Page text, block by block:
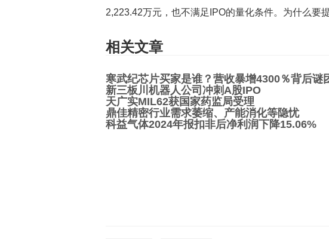
2,223.42万元，也不满足IPO的量化条件。为什么要
相关文章
寒武纪芯片买家是谁？营收暴增4300％背后谜
新三板川机器人公司冲刺A股IPO
天广实MIL62获国家药监局受理
鼎佳精密行业需求萎缩、产能消化等隐忧
科益气体2024年报扣非后净利润下降15.06%